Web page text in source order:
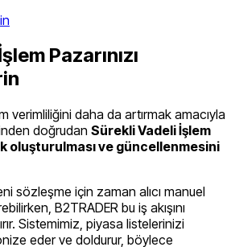
Pazarınızı
verimliliğini daha da artırmak amacıyla
doğrudan Sürekli Vadeli İşlem
oluşturulması ve güncellenmesini
sözleşme için zaman alıcı manuel
B2TRADER bu iş akışını
Sistemimiz, piyasa listelerinizi
eder ve doldurur, böylece